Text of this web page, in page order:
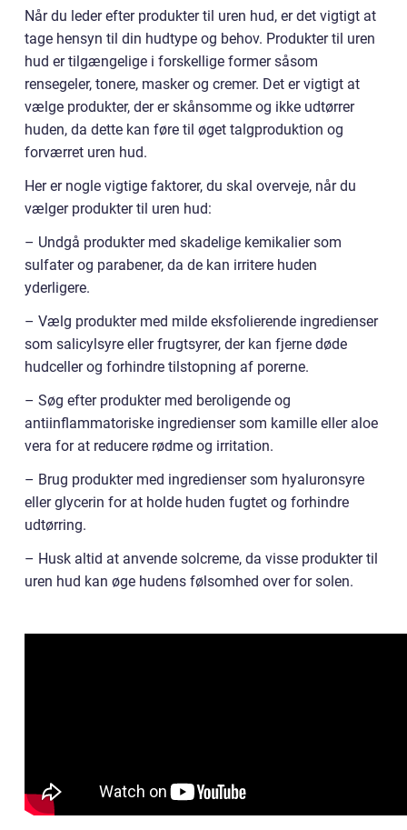
Når du leder efter produkter til uren hud, er det vigtigt at
tage hensyn til din hudtype og behov. Produkter til uren
hud er tilgængelige i forskellige former såsom
rensegeler, tonere, masker og cremer. Det er vigtigt at
vælge produkter, der er skånsomme og ikke udtørrer
huden, da dette kan føre til øget talgproduktion og
forværret uren hud.
Her er nogle vigtige faktorer, du skal overveje, når du
vælger produkter til uren hud:
– Undgå produkter med skadelige kemikalier som
sulfater og parabener, da de kan irritere huden
yderligere.
– Vælg produkter med milde eksfolierende ingredienser
som salicylsyre eller frugtsyrer, der kan fjerne døde
hudceller og forhindre tilstopning af porerne.
– Søg efter produkter med beroligende og
antiinflammatoriske ingredienser som kamille eller aloe
vera for at reducere rødme og irritation.
– Brug produkter med ingredienser som hyaluronsyre
eller glycerin for at holde huden fugtet og forhindre
udtørring.
– Husk altid at anvende solcreme, da visse produkter til
uren hud kan øge hudens følsomhed over for solen.